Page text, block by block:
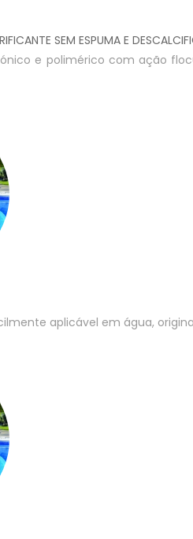
SEM ESPUMA E
e polimérico com ação
aplicável em água,